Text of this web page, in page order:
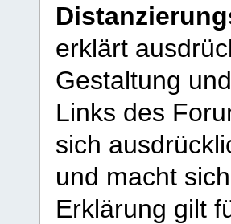
erklärt
Gestaltung
Links des
sich
und macht
Erklärung gilt